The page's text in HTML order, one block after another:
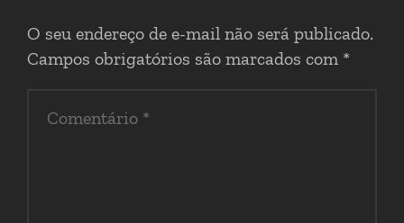
O seu endereço de e-mail não será publicado.
Campos obrigatórios são marcados com *